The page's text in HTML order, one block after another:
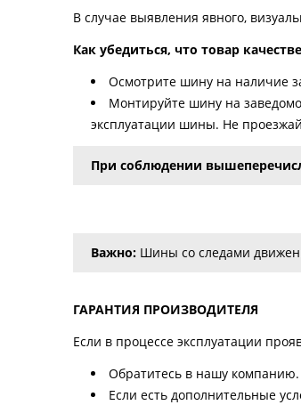
В случае выявления явного,
Как убедиться, что товар
Осмотрите шину на наличие
Монтируйте шину на
эксплуатации шины. Не
При соблюдении
Важно: Шины со следами
ГАРАНТИЯ ПРОИЗВОДИТЕЛЯ
Если в процессе эксплуатации
Обратитесь в нашу
Если есть дополнительные